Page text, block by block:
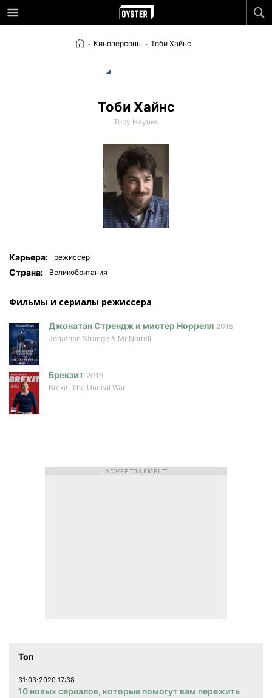
Киноперсоны Тоби Хайнс
Тоби Хайнс
Toby Haynes
Карьера: режиссер
Страна: Великобритания
Фильмы и сериалы режисcера
Джонатан Стрендж и мистер Норрелл 2015
Jonathan Strange & Mr Norrell
Брекзит 2019
Brexit: The Uncivil War
Топ
31⋅03⋅2020 17:38
10 новых сериалов, которые помогут вам пережить